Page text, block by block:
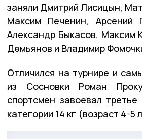
заняли Дмитрий Лисицын,
Максим Печенин, Арсений
Александр Быкасов, Максим
Демьянов и Владимир
Отличился на турнире и
из Сосновки Роман
спортсмен завоевал
категории 14 кг (возраст 4-5